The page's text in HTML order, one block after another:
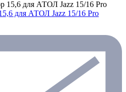
для АТОЛ Jazz 15/16 Pro